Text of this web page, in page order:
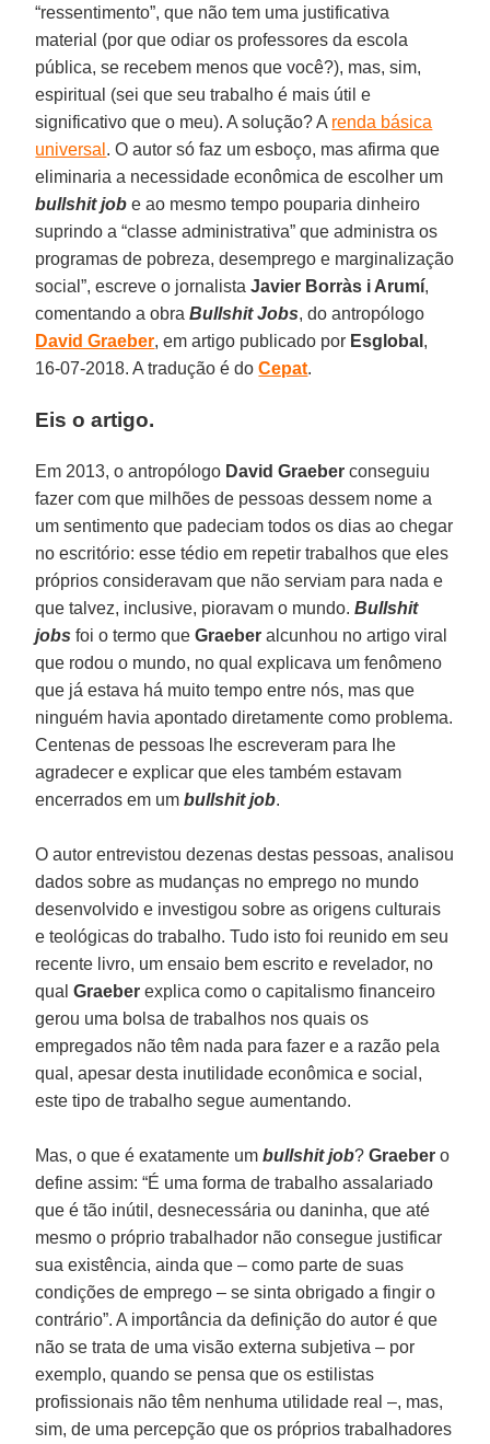
“ressentimento”, que não tem uma justificativa
material (por que odiar os professores da escola
pública, se recebem menos que você?), mas, sim,
espiritual (sei que seu trabalho é mais útil e
significativo que o meu). A solução? A renda básica
universal . O autor só faz um esboço, mas afirma que
eliminaria a necessidade econômica de escolher um
bullshit job e ao mesmo tempo pouparia dinheiro
suprindo a “classe administrativa” que administra os
programas de pobreza, desemprego e marginalização
social”, escreve o jornalistaJavier Borràs i Arumí,
comentando a obraBullshit Jobs, do antropólogo
David Graeber, em artigo publicado por Esglobal ,
16-07-2018. A tradução é doCepat.
Eis o artigo.
Em 2013, o antropólogo David Graeber conseguiu
fazer com que milhões de pessoas dessem nome a
um sentimento que padeciam todos os dias ao chegar
no escritório: esse tédio em repetir trabalhos que eles
próprios consideravam que não serviam para nada e
que talvez, inclusive, pioravam o mundo.Bullshit
jobs foi o termo queGraeber alcunhou no artigo viral
que rodou o mundo, no qual explicava um fenômeno
que já estava há muito tempo entre nós, mas que
ninguém havia apontado diretamente como problema.
Centenas de pessoas lhe escreveram para lhe
agradecer e explicar que eles também estavam
encerrados em um bullshit job.
O autor entrevistou dezenas destas pessoas, analisou
dados sobre as mudanças no emprego no mundo
desenvolvido e investigou sobre as origens culturais
e teológicas do trabalho. Tudo isto foi reunido em seu
recente livro, um ensaio bem escrito e revelador, no
qualGraeber explica como o capitalismo financeiro
gerou uma bolsa de trabalhos nos quais os
empregados não têm nada para fazer e a razão pela
qual, apesar desta inutilidade econômica e social,
este tipo de trabalho segue aumentando.
Mas, o que é exatamente umbullshit job?Graeber o
define assim: “É uma forma de trabalho assalariado
que é tão inútil, desnecessária ou daninha, que até
mesmo o próprio trabalhador não consegue justificar
sua existência, ainda que – como parte de suas
condições de emprego – se sinta obrigado a fingir o
contrário”. A importância da definição do autor é que
não se trata de uma visão externa subjetiva – por
exemplo, quando se pensa que os estilistas
profissionais não têm nenhuma utilidade real –, mas,
sim, de uma percepção que os próprios trabalhadores